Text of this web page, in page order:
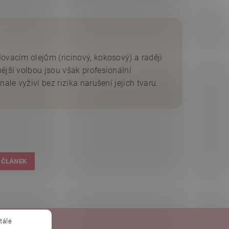
olejům (ricinový, kokosový) a raději
volbou jsou však profesionální
vyživí bez rizika narušení jejich tvaru.